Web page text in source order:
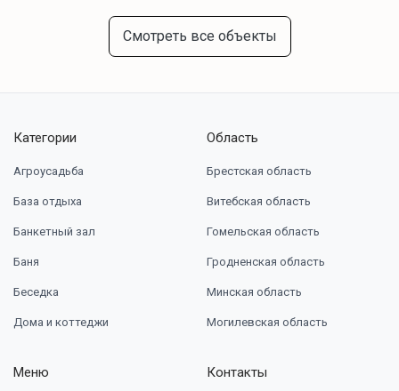
Смотреть все объекты
Категории
Агроусадьба
База отдыха
Банкетный зал
Баня
Беседка
Дома и коттеджи
Область
Брестская область
Витебская область
Гомельская область
Гродненская область
Минская область
Могилевская область
Меню Контакты